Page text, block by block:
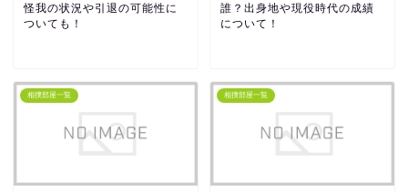
怪我の状況や引退の可能性に
ついても！
誰？出身地や現役時代の成績
について！
相撲部屋一覧 相撲部屋一覧